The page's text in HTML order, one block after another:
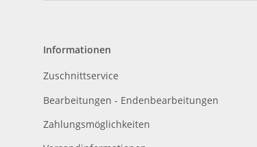
Informationen
Zuschnittservice
Bearbeitungen - Endenbearbeitungen
Zahlungsmöglichkeiten